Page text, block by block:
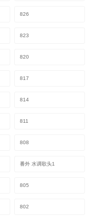
826
823
820
817
814
811
808
番外 水调歌头1
805
802